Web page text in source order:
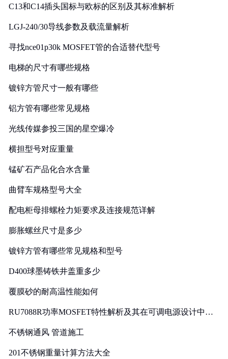
C13和C14插头国标与欧标的区别及其标准解析
LGJ-240/30导线参数及载流量解析
寻找nce01p30k MOSFET管的合适替代型号
电梯的尺寸有哪些规格
镀锌方管尺寸一般有哪些
铝方管有哪些常见规格
光线传媒参投三国的星空爆冷
横担型号对应重量
锰矿石产品化合水含量
曲臂车规格型号大全
配电柜母排螺栓力矩要求及连接规范详解
膨胀螺丝尺寸是多少
镀锌方管有哪些常见规格和型号
D400球墨铸铁井盖重多少
覆膜砂的耐高温性能如何
RU7088R功率MOSFET特性解析及其在可调电源设计中的
不锈钢通风 管道施工
201不锈钢重量计算方法大全